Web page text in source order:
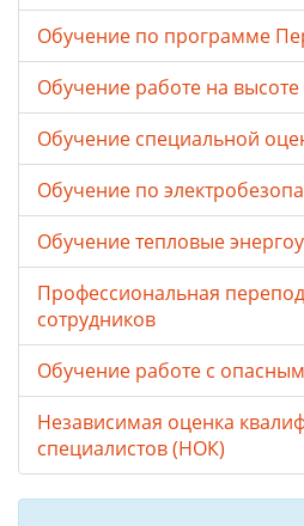
Обучение по программе
Обучение работе на высоте
Обучение специальной
Обучение по
Обучение тепловые
Профессиональная
сотрудников
Обучение работе с
Независимая оценка
специалистов (НОК)